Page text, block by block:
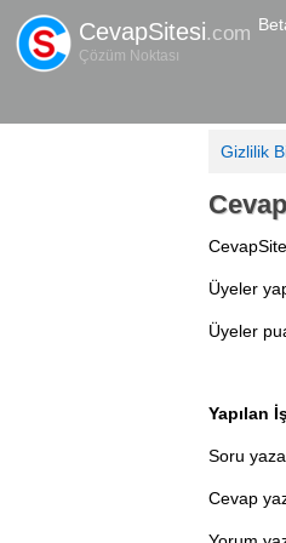
CevapSitesi.com
Çözüm Noktası
Gizlilik
Üyeler
Üyeler
Yapılan
Soru
Cevap